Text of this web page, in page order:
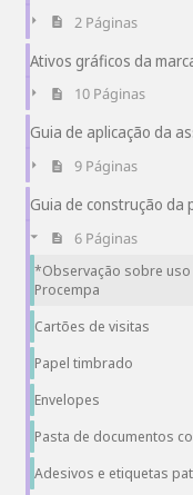
2 Páginas
Ativos gráficos da
10 Páginas
Guia de aplicação da
9 Páginas
Guia de construção da
6 Páginas
*Observação sobre
Procempa
Cartões de visitas
Papel timbrado
Envelopes
Pasta de documentos
Adesivos e etiquetas